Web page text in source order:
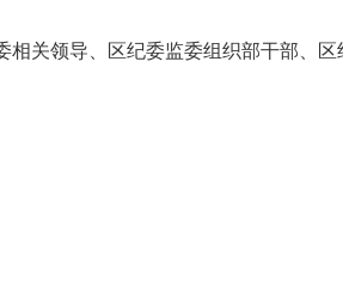
相关领导、区纪委监委组织部干部、